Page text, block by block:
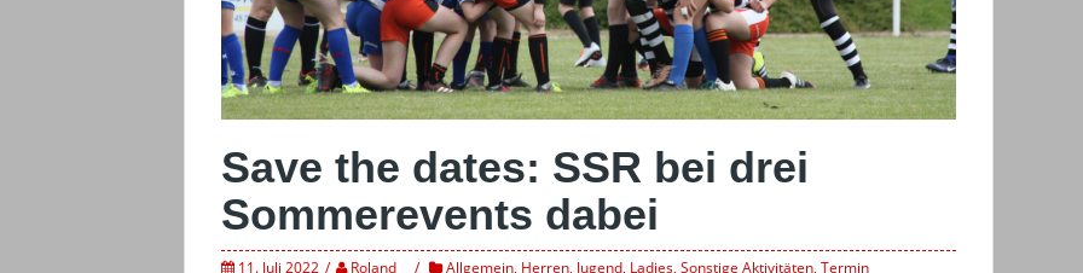
Save the dates: SSR bei drei
Sommerevents dabei
11. Juli 2022 Roland Allgemein, Herren, Jugend, Ladies, Sonstige Aktivitäten, Termin